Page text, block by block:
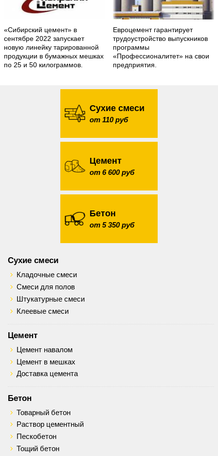
«Сибирский цемент» в
сентябре 2022 запускает
новую линейку тарированной
продукции в бумажных мешках
по 25 и 50 килограммов.
Евроцемент гарантирует
трудоустройство выпускников
программы
«Профессионалитет» на свои
предприятия.
Сухие смеси
от 110 руб
Цемент
от 6 600 руб
Бетон
от 5 350 руб
Сухие смеси
Кладочные смеси
Смеси для полов
Штукатурные смеси
Клеевые смеси
Цемент
Цемент навалом
Цемент в мешках
Доставка цемента
Бетон
Товарный бетон
Раствор цементный
Пескобетон
Тощий бетон